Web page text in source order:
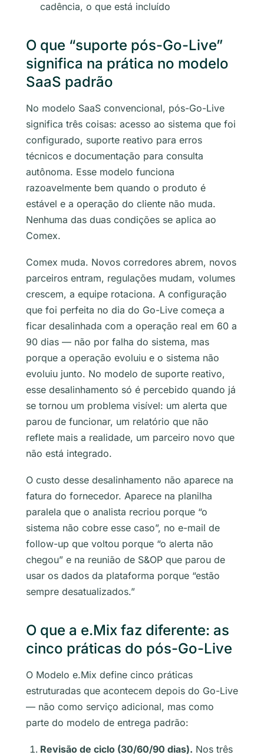
cadência, o que está incluído
O que “suporte pós-Go-Live”
significa na prática no modelo
SaaS padrão
No modelo SaaS convencional, pós-Go-Live
significa três coisas: acesso ao sistema que foi
configurado, suporte reativo para erros
técnicos e documentação para consulta
autônoma. Esse modelo funciona
razoavelmente bem quando o produto é
estável e a operação do cliente não muda.
Nenhuma das duas condições se aplica ao
Comex.
Comex muda. Novos corredores abrem, novos
parceiros entram, regulações mudam, volumes
crescem, a equipe rotaciona. A configuração
que foi perfeita no dia do Go-Live começa a
ficar desalinhada com a operação real em 60 a
90 dias — não por falha do sistema, mas
porque a operação evoluiu e o sistema não
evoluiu junto. No modelo de suporte reativo,
esse desalinhamento só é percebido quando já
se tornou um problema visível: um alerta que
parou de funcionar, um relatório que não
reflete mais a realidade, um parceiro novo que
não está integrado.
O custo desse desalinhamento não aparece na
fatura do fornecedor. Aparece na planilha
paralela que o analista recriou porque “o
sistema não cobre esse caso”, no e-mail de
follow-up que voltou porque “o alerta não
chegou” e na reunião de S&OP que parou de
usar os dados da plataforma porque “estão
sempre desatualizados.”
O que a e.Mix faz diferente: as
cinco práticas do pós-Go-Live
O Modelo e.Mix define cinco práticas
estruturadas que acontecem depois do Go-Live
— não como serviço adicional, mas como
parte do modelo de entrega padrão:
Revisão de ciclo (30/60/90 dias). Nos três